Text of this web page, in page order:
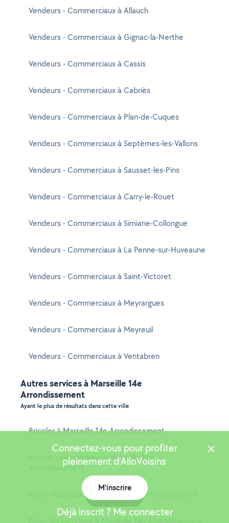
Vendeurs - Commerciaux à Allauch
Vendeurs - Commerciaux à Gignac-la-Nerthe
Vendeurs - Commerciaux à Cassis
Vendeurs - Commerciaux à Cabriès
Vendeurs - Commerciaux à Plan-de-Cuques
Vendeurs - Commerciaux à Septèmes-les-Vallons
Vendeurs - Commerciaux à Sausset-les-Pins
Vendeurs - Commerciaux à Carry-le-Rouet
Vendeurs - Commerciaux à Simiane-Collongue
Vendeurs - Commerciaux à La Penne-sur-Huveaune
Vendeurs - Commerciaux à Saint-Victoret
Vendeurs - Commerciaux à Meyrargues
Vendeurs - Commerciaux à Meyreuil
Vendeurs - Commerciaux à Ventabren
Autres services à Marseille 14e
Arrondissement
Ayant le plus de résultats dans cette ville
Bricoler à Marseille 14e Arrondissement
Monter des meubles à Marseille 14e
Arrondissement
Poser du parquet à Marseille 14e Arrondissement
Poser du carrelage à Marseille 14e Arrondissement
Connectez-vous pour profiter
pleinement d'AlloVoisins
M'inscrire
Déjà inscrit ? Me connecter